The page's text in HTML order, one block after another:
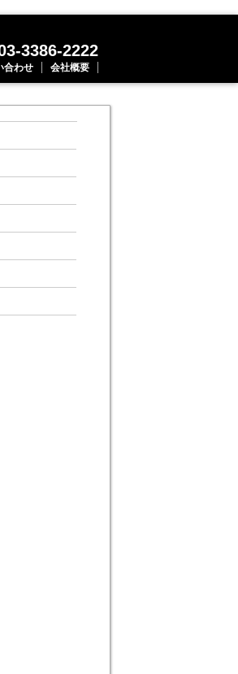
3386-2222
合わせ 会社概要